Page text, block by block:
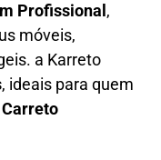
Profissional ,
móveis,
a Karreto
, ideais para quem